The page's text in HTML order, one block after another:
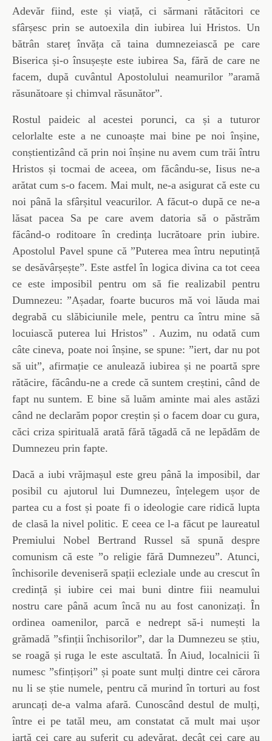
Adevăr fiind, este și viață, ci sărmani rătăcitori ce
sfârșesc prin se autoexila din iubirea lui Hristos. Un
bătrân stareț învăța că taina dumnezeiască pe care
Biserica și-o însușește este iubirea Sa, fără de care ne
facem, după cuvântul Apostolului neamurilor ”aramă
răsunătoare și chimval răsunător”.
Rostul paideic al acestei porunci, ca și a tuturor
celorlalte este a ne cunoaște mai bine pe noi înșine,
conștientizând că prin noi înșine nu avem cum trăi întru
Hristos și tocmai de aceea, om făcându-se, Iisus ne-a
arătat cum s-o facem. Mai mult, ne-a asigurat că este cu
noi până la sfârșitul veacurilor. A făcut-o după ce ne-a
lăsat pacea Sa pe care avem datoria să o păstrăm
făcând-o roditoare în credința lucrătoare prin iubire.
Apostolul Pavel spune că ”Puterea mea întru neputință
se desăvârșește”. Este astfel în logica divina ca tot ceea
ce este imposibil pentru om să fie realizabil pentru
Dumnezeu: ”Așadar, foarte bucuros mă voi lăuda mai
degrabă cu slăbiciunile mele, pentru ca întru mine să
locuiască puterea lui Hristos” . Auzim, nu odată cum
câte cineva, poate noi înșine, se spune: ”iert, dar nu pot
să uit”, afirmație ce anulează iubirea și ne poartă spre
rătăcire, făcându-ne a crede că suntem creștini, când de
fapt nu suntem. E bine să luăm aminte mai ales astăzi
când ne declarăm popor creștin și o facem doar cu gura,
căci criza spirituală arată fără tăgadă că ne lepădăm de
Dumnezeu prin fapte.
Dacă a iubi vrăjmașul este greu până la imposibil, dar
posibil cu ajutorul lui Dumnezeu, înțelegem ușor de
partea cu a fost și poate fi o ideologie care ridică lupta
de clasă la nivel politic. E ceea ce l-a făcut pe laureatul
Premiului Nobel Bertrand Russel să spună despre
comunism că este ”o religie fără Dumnezeu”. Atunci,
închisorile deveniseră spații ecleziale unde au crescut în
credință și iubire cei mai buni dintre fiii neamului
nostru care până acum încă nu au fost canonizați. În
ordinea oamenilor, parcă e nedrept să-i numești la
grămadă ”sfinții închisorilor”, dar la Dumnezeu se știu,
se roagă și ruga le este ascultată. În Aiud, localnicii îi
numesc ”sfințișori” și poate sunt mulți dintre cei cărora
nu li se știe numele, pentru că murind în torturi au fost
aruncați de-a valma afară. Cunoscând destul de mulți,
între ei pe tatăl meu, am constatat că mult mai ușor
iartă cei care au suferit cu adevărat, decât cei care au